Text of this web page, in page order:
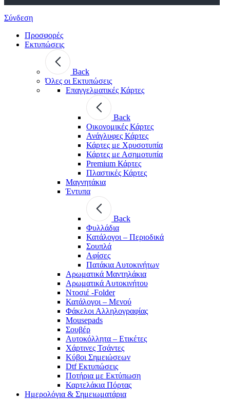
Σύνδεση
Προσφορές
Εκτυπώσεις
Back
Όλες οι Εκτυπώσεις
Επαγγελματικές Κάρτες
Back
Οικονομικές Κάρτες
Ανάγλυφες Κάρτες
Κάρτες με Χρυσοτυπία
Κάρτες με Ασημοτυπία
Premium Κάρτες
Πλαστικές Κάρτες
Μαγνητάκια
Έντυπα
Back
Φυλλάδια
Κατάλογοι – Περιοδικά
Σουπλά
Αφίσες
Πατάκια Αυτοκινήτων
Αρωματικά Μαντηλάκια
Αρωματικά Αυτοκινήτου
Ντοσιέ -Folder
Κατάλογοι – Μενού
Φάκελοι Αλληλογραφίας
Mousepads
Σουβέρ
Αυτοκόλλητα – Ετικέτες
Χάρτινες Τσάντες
Κύβοι Σημειώσεων
Dtf Εκτυπώσεις
Ποτήρια με Εκτύπωση
Καρτελάκια Πόρτας
Ημερολόγια & Σημειωματάρια